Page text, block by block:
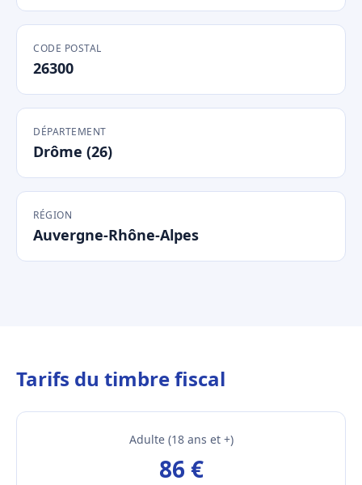
CODE POSTAL
26300
DÉPARTEMENT
Drôme (26)
RÉGION
Auvergne-Rhône-Alpes
Tarifs du timbre fiscal
Adulte (18 ans et +)
86 €